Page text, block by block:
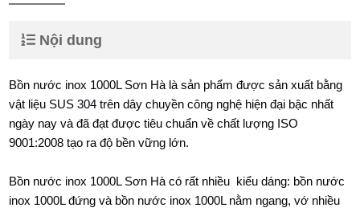
Nội dung
Bồn nước inox 1000L Sơn Hà là sản phẩm được sản xuất bằng
vật liệu SUS 304 trên dây chuyền công nghệ hiện đại bậc nhất
ngày nay và đã đạt được tiêu chuẩn về chất lượng ISO
9001:2008 tạo ra độ bền vững lớn.
Bồn nước inox 1000L Sơn Hà có rất nhiều kiểu dáng: bồn nước
inox 1000L đứng và bồn nước inox 1000L nằm ngang, vớ nhiều